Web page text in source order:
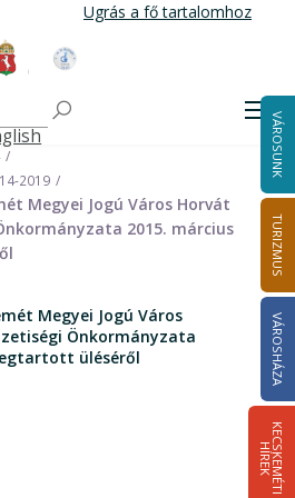
Ugrás a fő tartalomhoz
Honlapja
VÁROSUNK
TURIZMUS
VÁROSHÁZA
K
E
C
S
K
E
M
É
T
I
HÍ
R
E
K
Önkormányzat
2019
Megyei Jogú Város Horvát
2015. március
Megyei Jogú Város
Önkormányzata
üléséről